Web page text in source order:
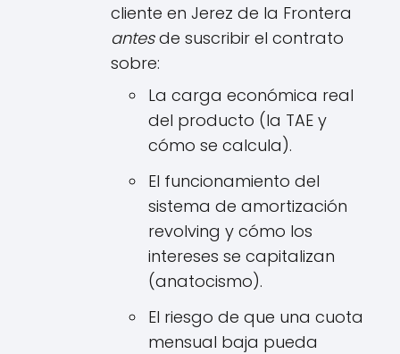
cliente en Jerez de la Frontera
antesde suscribir el contrato
sobre:
La carga económica real
del producto (la TAE y
cómo se calcula).
El funcionamiento del
sistema de amortización
revolving y cómo los
intereses se capitalizan
(anatocismo).
El riesgo de que una cuota
mensual baja pueda